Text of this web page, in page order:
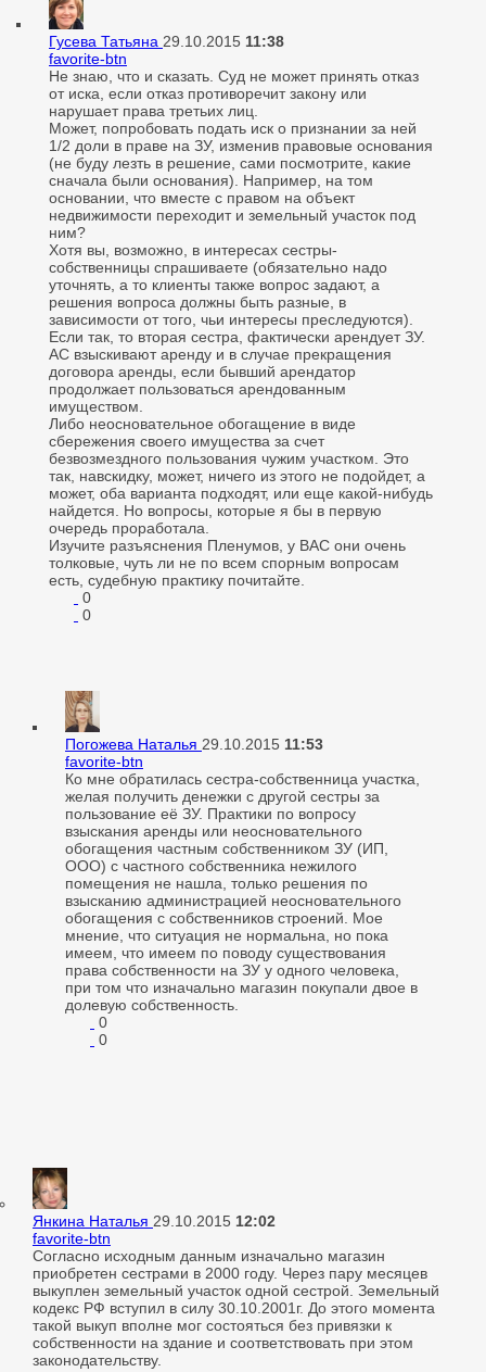
Гусева Татьяна 29.10.2015 11:38
favorite-btn
Не знаю, что и сказать. Суд не может принять отказ
от иска, если отказ противоречит закону или
нарушает права третьих лиц.
Может, попробовать подать иск о признании за ней
1/2 доли в праве на ЗУ, изменив правовые основания
(не буду лезть в решение, сами посмотрите, какие
сначала были основания). Например, на том
основании, что вместе с правом на объект
недвижимости переходит и земельный участок под
ним?
Хотя вы, возможно, в интересах сестры-
собственницы спрашиваете (обязательно надо
уточнять, а то клиенты также вопрос задают, а
решения вопроса должны быть разные, в
зависимости от того, чьи интересы преследуются).
Если так, то вторая сестра, фактически арендует ЗУ.
АС взыскивают аренду и в случае прекращения
договора аренды, если бывший арендатор
продолжает пользоваться арендованным
имуществом.
Либо неосновательное обогащение в виде
сбережения своего имущества за счет
безвозмездного пользования чужим участком. Это
так, навскидку, может, ничего из этого не подойдет, а
может, оба варианта подходят, или еще какой-нибудь
найдется. Но вопросы, которые я бы в первую
очередь проработала.
Изучите разъяснения Пленумов, у ВАС они очень
толковые, чуть ли не по всем спорным вопросам
есть, судебную практику почитайте.
0
0
Погожева Наталья 29.10.2015 11:53
favorite-btn
Ко мне обратилась сестра-собственница участка,
желая получить денежки с другой сестры за
пользование её ЗУ. Практики по вопросу
взыскания аренды или неосновательного
обогащения частным собственником ЗУ (ИП,
ООО) с частного собственника нежилого
помещения не нашла, только решения по
взысканию администрацией неосновательного
обогащения с собственников строений. Мое
мнение, что ситуация не нормальна, но пока
имеем, что имеем по поводу существования
права собственности на ЗУ у одного человека,
при том что изначально магазин покупали двое в
долевую собственность.
0
0
Янкина Наталья 29.10.2015 12:02
favorite-btn
Согласно исходным данным изначально магазин
приобретен сестрами в 2000 году. Через пару месяцев
выкуплен земельный участок одной сестрой. Земельный
кодекс РФ вступил в силу 30.10.2001г. До этого момента
такой выкуп вполне мог состояться без привязки к
собственности на здание и соответствовать при этом
законодательству.